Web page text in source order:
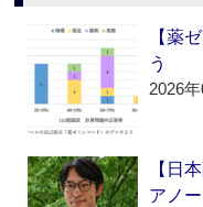
【薬
う
2026
【日
アノ